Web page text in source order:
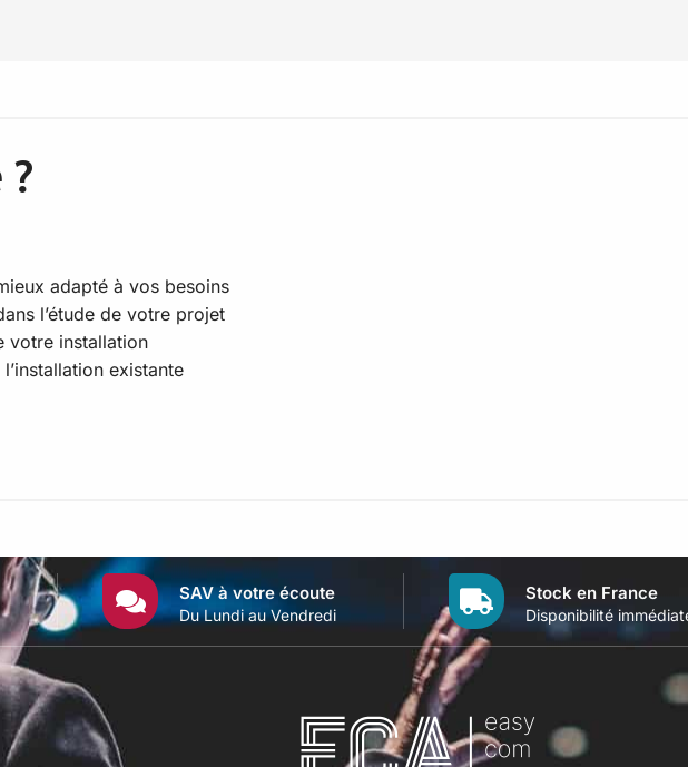
adapté à vos besoins
l’étude de votre projet
votre installation
existante
SAV à votre écoute
Du Lundi au Vendredi
Stock en France
Disponibilité